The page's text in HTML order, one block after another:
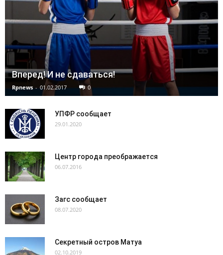
Вперед! И не сдаваться!
Rpnews - 01.02.2017 0
УПФР сообщает
29.01.2020
Центр города преображается
06.07.2016
Загс сообщает
08.07.2020
Секретный остров Матуа
02.10.2019